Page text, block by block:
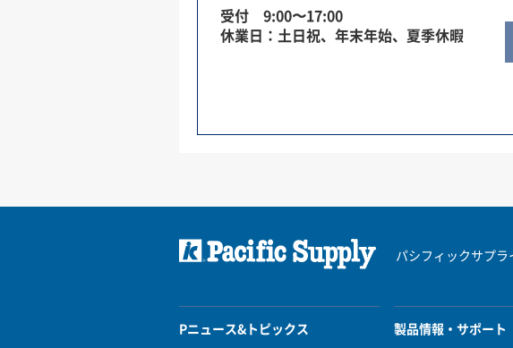
受付 9:00〜17:00
休業日：土日祝、年末年始、夏季休暇
パシフィックサプ
Pニュース&トピックス 製品情報・サポート